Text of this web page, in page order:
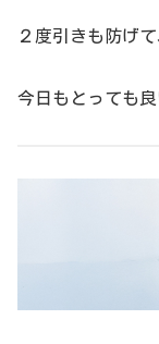
２度引きも防げ
今日もとっても